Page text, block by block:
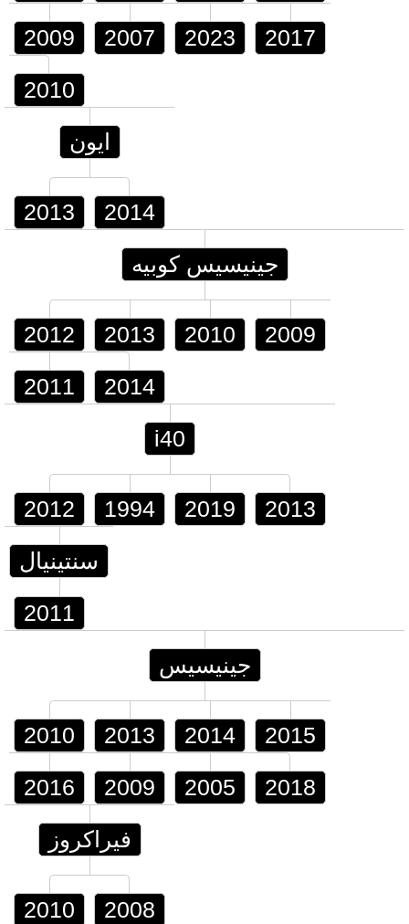
2009 2007 2023 2017
2010
ايون
2013 2014
جينيسيس كوبيه
2012 2013 2010 2009
2011 2014
i40
2012 1994 2019 2013
سنتينيال
2011
جينيسيس
2010 2013 2014 2015
2016 2009 2005 2018
فيراكروز
2010 2008